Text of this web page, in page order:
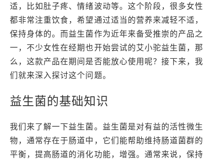
适，比如肚子疼、情绪波动等。这个阶段，很多女性
都非常注重饮食，希望通过适当的营养来减轻不适，
保持身体的。而益生菌作为近年来备受推崇的产品之
一，不少女性在经期也开始尝试的艾小驼益生菌，那
么，这款产品在期间是否能放心使用呢？接下来，我
们就来深入探讨这个问题。
益生菌的基础知识
我们来了解一下益生菌。益生菌是对有益的活性微生
物，通常存在于肠道中，它们能帮助维持肠道菌群的
平衡，提高肠道的消化功能，增强。通常来说，保持